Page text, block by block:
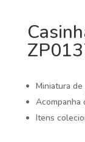
Miniatura
Acompanha
Itens